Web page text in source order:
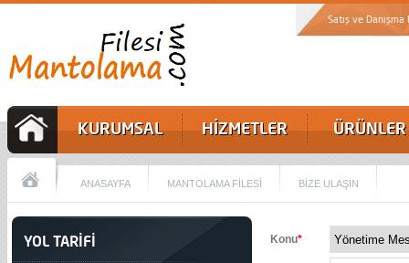
Satış ve
KURUMSAL HİZMETLER ÜRÜNLER
ANASAYFA MANTOLAMA FİLESİ BİZE ULAŞIN
YOL TARİFİ Konu*